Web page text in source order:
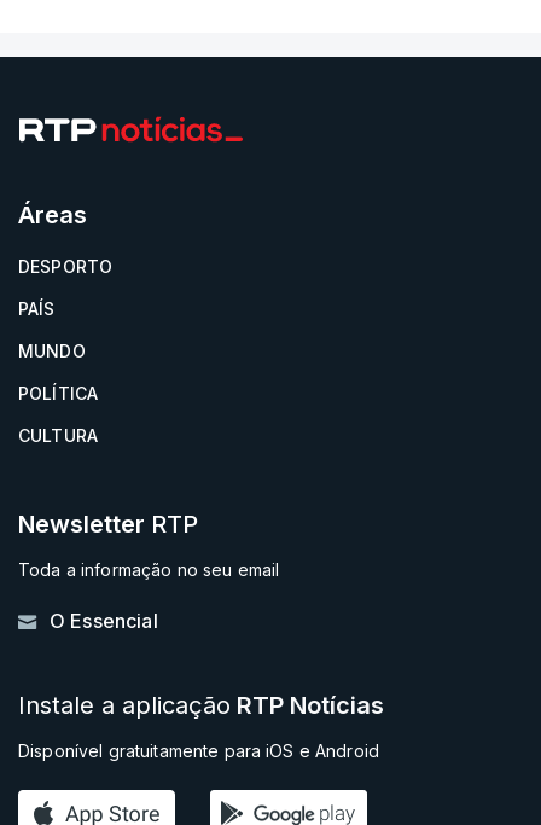
Áreas
DESPORTO
PAÍS
MUNDO
POLÍTICA
CULTURA
Newsletter RTP
Toda a informação no seu email
O Essencial
Instale a aplicação RTP Notícias
Disponível gratuitamente para iOS e Android